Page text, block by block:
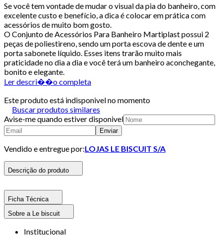
Se você tem vontade de mudar o visual da pia do banheiro, com
excelente custo e benefício, a dica é colocar em prática com
acessórios de muito bom gosto.
O Conjunto de Acessórios Para Banheiro Martiplast possui 2
peças de poliestireno, sendo um porta escova de dente e um
porta sabonete líquido. Esses itens trarão muito mais
praticidade no dia a dia e você terá um banheiro aconchegante,
bonito e elegante.
Ler descri��o completa
Este produto está indisponivel no momento
Buscar produtos similares
Avise-me quando estiver disponivel
Enviar
Vendido e entregue por:LOJAS LE BISCUIT S/A
Descrição do produto
Ficha Técnica
Sobre a Le biscuit
Institucional